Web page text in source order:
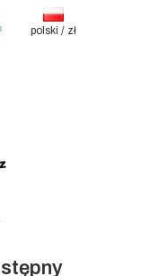
polski / zł